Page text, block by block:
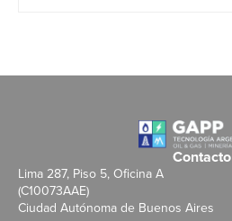
Contacto
Lima 287, Piso 5, Oficina A
(C10073AAE)
Ciudad Autónoma de Buenos Aires